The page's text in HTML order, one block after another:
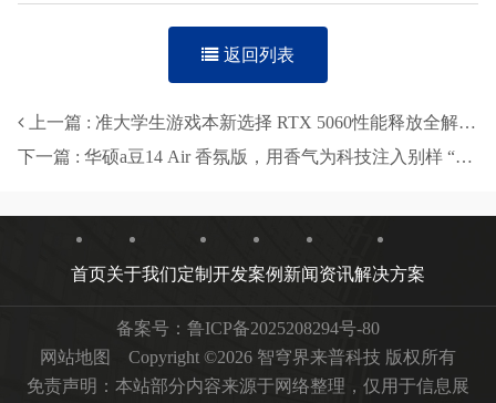
返回列表
上一篇 : 准大学生游戏本新选择 RTX 5060性能释放全解析-智穹界来普科技
下一篇 : 华硕a豆14 Air 香氛版，用香气为科技注入别样 “情绪”
首页关于我们定制开发案例 新闻资讯解决方案
备案号： 鲁ICP备2025208294号-80
网站地图
Copyright ©2026 智穹界来普科技 版权所有
免责声明：本站部分内容来源于网络整理，仅用于信息展